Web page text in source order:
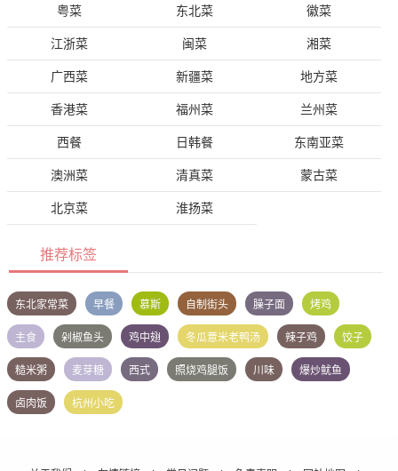
粤菜 东北菜 徽菜
江浙菜 闽菜 湘菜
广西菜 新疆菜 地方菜
香港菜 福州菜 兰州菜
西餐 日韩餐 东南亚菜
澳洲菜 清真菜 蒙古菜
北京菜 淮扬菜
推荐标签
东北家常菜 早餐 慕斯 自制街头 臊子面 烤鸡
主食 剁椒鱼头 鸡中翅 冬瓜薏米老鸭汤 辣子鸡 饺子
糙米粥 麦芽糖 西式 照烧鸡腿饭 川味 爆炒鱿鱼
卤肉饭 杭州小吃